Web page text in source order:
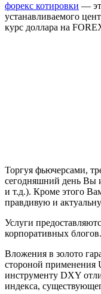
форекс котировки —
устанавливаемого
курс доллара на
Торгуя фьючерсами,
сегодняшний день Вы
и т.д.). Кроме этого
правдивую и
Услуги
корпоративных
Вложения в золото
стороной применения
инструменту DXY
индекса,